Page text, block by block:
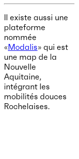
Il existe aussi une
plateforme
nommée
«Modalis» qui est
une map de la
Nouvelle
Aquitaine,
intégrant les
mobilités douces
Rochelaises.